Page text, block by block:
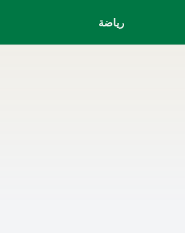
رياضة